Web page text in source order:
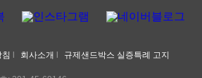
회사소개 규제샌드박스 실증특례 고지